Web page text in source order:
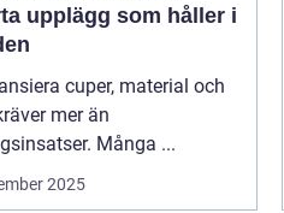
upplägg som håller i
cuper, material och
mer än
Många ...
2025